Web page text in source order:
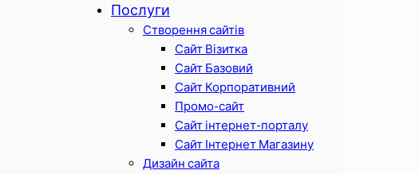
Послуги
Створення сайтів
Сайт Візитка
Сайт Базовий
Сайт Корпоративний
Промо-сайт
Сайт інтернет-порталу
Сайт Інтернет Магазину
Дизайн сайта